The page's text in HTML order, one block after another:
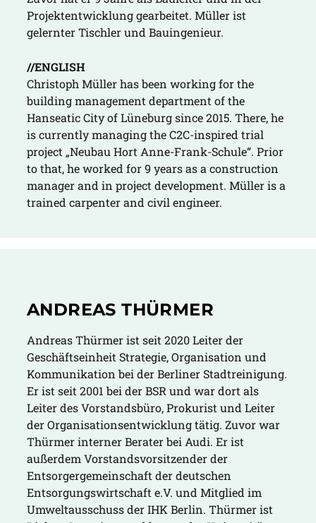
Projektentwicklung gearbeitet. Müller ist
gelernter Tischler und Bauingenieur.
//ENGLISH
Christoph Müller has been working for the
building management department of the
Hanseatic City of Lüneburg since 2015. There, he
is currently managing the C2C-inspired trial
project „Neubau Hort Anne-Frank-Schule“. Prior
to that, he worked for 9 years as a construction
manager and in project development. Müller is a
trained carpenter and civil engineer.
ANDREAS THÜRMER
Andreas Thürmer ist seit 2020 Leiter der
Geschäftseinheit Strategie, Organisation und
Kommunikation bei der Berliner Stadtreinigung.
Er ist seit 2001 bei der BSR und war dort als
Leiter des Vorstandsbüro, Prokurist und Leiter
der Organisationsentwicklung tätig. Zuvor war
Thürmer interner Berater bei Audi. Er ist
außerdem Vorstandsvorsitzender der
Entsorgergemeinschaft der deutschen
Entsorgungswirtschaft e.V. und Mitglied im
Umweltausschuss der IHK Berlin. Thürmer ist